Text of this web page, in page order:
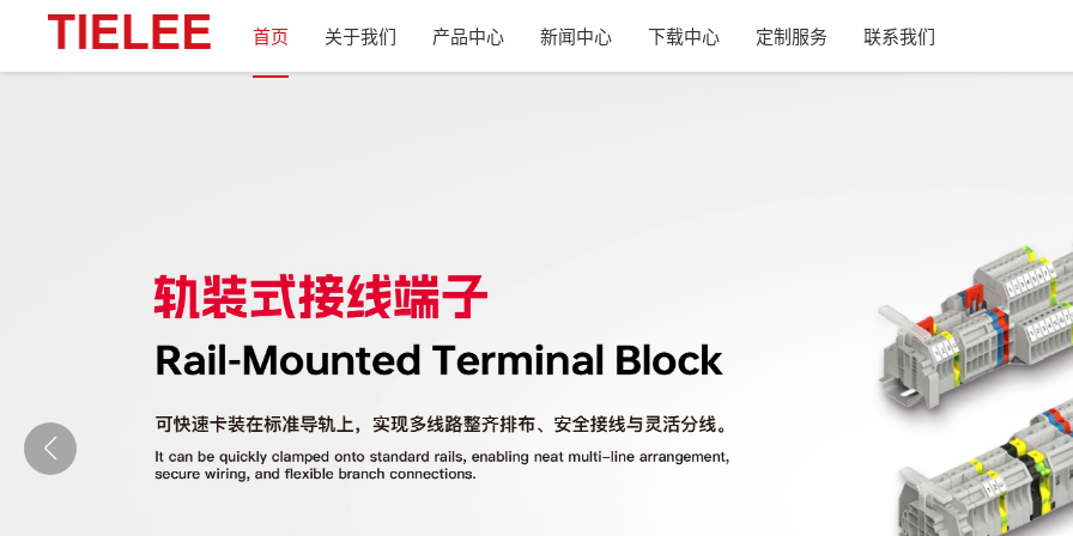
首页 关于我们 产品中心 新闻中心 下载中心 定制服务 联系我们